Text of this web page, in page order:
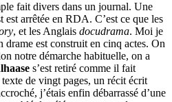
fait divers dans un journal. Une
est arrêtée en RDA. C’est ce que les
, et les Anglais docudrama. Moi je
drame est construit en cinq actes. On
notre démarche habituelle, on a
s’est retiré comme il fait
de vingt pages, un récit écrit
j’étais enfin débarrassé d’une